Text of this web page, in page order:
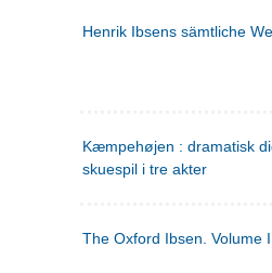
Henrik Ibsens sämtliche
Kæmpehøjen : dramatisk
skuespil i tre akter
The Oxford Ibsen. Volume